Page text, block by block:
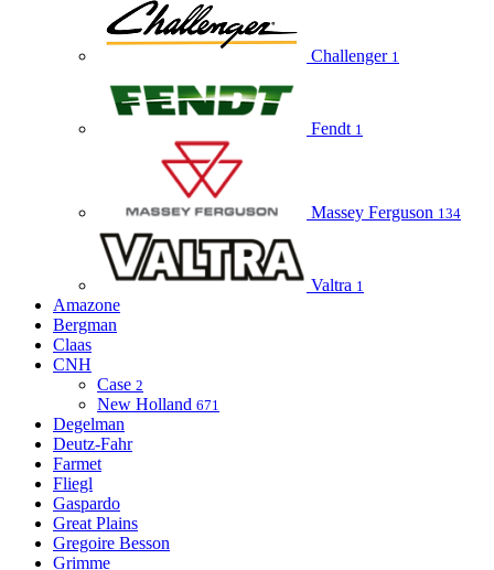
Challenger 1
Fendt 1
Massey Ferguson 134
Valtra 1
Amazone
Bergman
Claas
CNH
Case 2
New Holland 671
Degelman
Deutz-Fahr
Farmet
Fliegl
Gaspardo
Great Plains
Gregoire Besson
Grimme